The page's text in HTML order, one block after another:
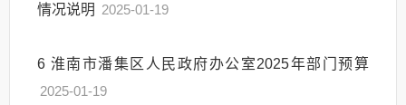
情况说明 2025-01-19
6 淮南市潘集区人民政府办公室2025年部门预算
2025-01-19